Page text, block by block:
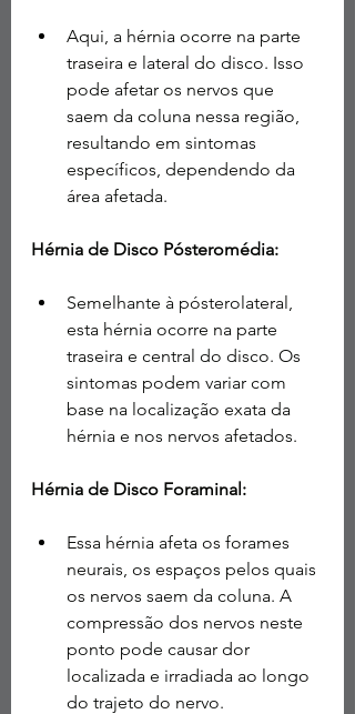
Aqui, a hérnia ocorre na parte
traseira e lateral do disco. Isso
pode afetar os nervos que
saem da coluna nessa região,
resultando em sintomas
específicos, dependendo da
área afetada.
Hérnia de Disco Pósteromédia:
Semelhante à pósterolateral,
esta hérnia ocorre na parte
traseira e central do disco. Os
sintomas podem variar com
base na localização exata da
hérnia e nos nervos afetados.
Hérnia de Disco Foraminal:
Essa hérnia afeta os forames
neurais, os espaços pelos quais
os nervos saem da coluna. A
compressão dos nervos neste
ponto pode causar dor
localizada e irradiada ao longo
do trajeto do nervo.